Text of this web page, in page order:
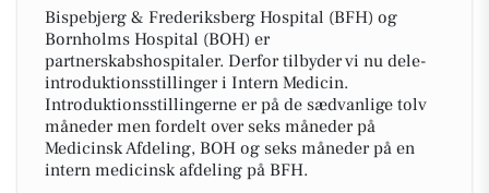
Bispebjerg & Frederiksberg Hospital (BFH) og
Bornholms Hospital (BOH) er
partnerskabshospitaler. Derfor tilbyder vi nu dele-
introduktionsstillinger i Intern Medicin.
Introduktionsstillingerne er på de sædvanlige tolv
måneder men fordelt over seks måneder på
Medicinsk Afdeling, BOH og seks måneder på en
intern medicinsk afdeling på BFH.